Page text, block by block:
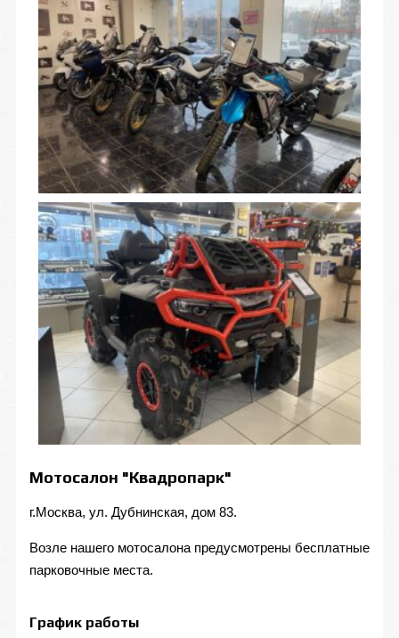
Мотосалон "Квадропарк"
г.Москва, ул. Дубнинская, дом 83.
Возле нашего мотосалона предусмотрены бесплатные
парковочные места.
График работы